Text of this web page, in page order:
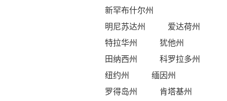
新罕布什尔州
明尼苏达州
爱达荷州
特拉华州
犹他州
田纳西州
科罗拉多州
纽约州
缅因州
罗得岛州
肯塔基州